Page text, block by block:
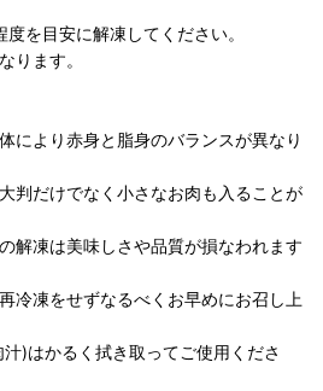
を目安に解凍してください。
ります。
により赤身と脂身のバランスが異なり
判だけでなく小さなお肉も入ることが
解凍は美味しさや品質が損なわれます
冷凍をせずなるべくお早めにお召し上
)はかるく拭き取ってご使用くださ